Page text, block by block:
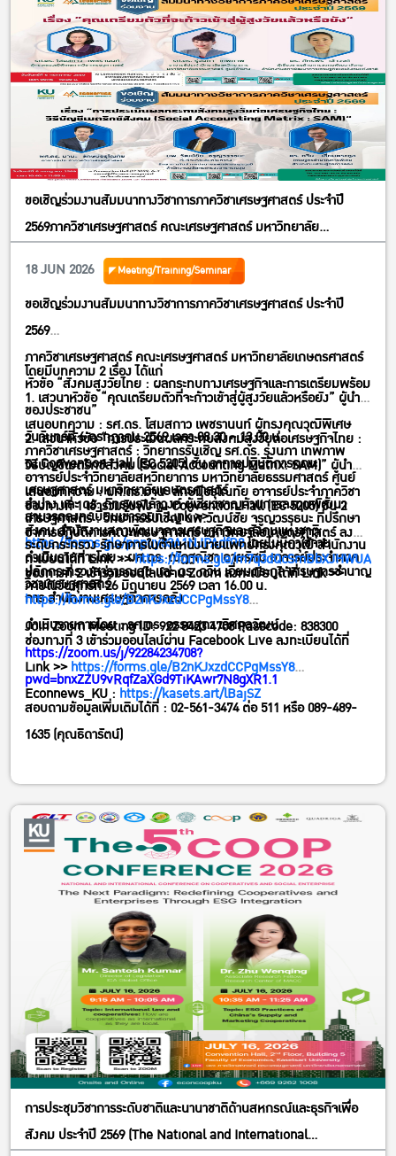
สอบถามข้อมูลเพิ่มเติมได้ที่ : 02-561-3474 ต่อ 511 หรือ 089-489-
1635 (คุณธิดารัตน์
ขอเชิญร่วมงานสัมมนาทางวิชาการภาควิชาเศรษฐศาสตร์ ประจำปี
2569ภาควิชาเศรษฐศาสตร์ คณะเศรษฐศาสตร์ มหาวิทยาลัย
เกษตรศาสตร์หัวข้อ “สังคมสูงวัยไทย : ผลกระทบทางเศรษฐกิจและ
การเตรียมพร้อมของประชาชน”
18 JUN 2026 Meeting/Training/Seminar
ขอเชิญร่วมงานสัมมนาทางวิชาการภาควิชาเศรษฐศาสตร์ ประจำปี
2569
ภาควิชาเศรษฐศาสตร์ คณะเศรษฐศาสตร์ มหาวิทยาลัยเกษตรศาสตร์
หัวข้อ “สังคมสูงวัยไทย : ผลกระทบทางเศรษฐกิจและการเตรียมพร้อม
ของประชาชน”
วันจันทร์ที่ 6 กรกฎาคม 2569 เวลา 08.30 – 13.00 น.
ณ Convention Hall (EC 5205) ชั้น อาคารปฏิบัติการคณะ
เศรษฐศาสตร์ มหาวิทยาลัยเกษตรศาสตร์
สามารถลงทะเบียนเข้าร่วมที่ Link >>
https://forms.gle/pnpuy83A1NJPAdfR8โดยไม่มีค่าใช้จ่าย
โดยมีบทความ 2 เรื่อง ได้แก่
1. เสวนาหัวข้อ “คุณเตรียมตัวที่จะก้าวเข้าสู่ผู้สูงวัยแล้วหรือยัง” ผู้นำ
เสนอบทความ : รศ.ดร. โสมสกาว เพชรานนท์ ผู้ทรงคุณวุฒิพิเศษ
ภาควิชาเศรษฐศาสตร์ : วิทยากรรับเชิญ รศ.ดร. รุ่งนภา เทพภาพ
อาจารย์ประจำวิทยาลัยสหวิทยาการ มหาวิทยาลัยธรรมศาสตร์ ศูนย์
ลำปาง และ ดร. ภัทรพร เล้าวงค์ ผู้เชี่ยวชาญด้านการลงทุนพัฒนา
สังคม สำนักงานสภาพัฒนาการเศรษฐกิจและสังคมแห่งชาติ
ดำเนินรายการโดย : ผศ.ดร. ณัฏฐณิชา ฉายรัศมี อาจารย์ประจำภาค
วิชาเศรษฐศาสตร์
2. เสวนาหัวข้อ “การประเมินผลกระทบสังคมสูงวัยต่อเศรษฐกิจไทย :
วิธีบัญชีเมตริกซ์สังคม (Social Accounting Matrix: SAM)” ผู้นำ
เสนอบทความ : ผศ.ดร.มานะ ลักษมีอรุโณทัย อาจารย์ประจำภาควิชา
เศรษฐศาสตร์ : วิทยากรรับเชิญ นพ.วัฒน์ชัย จรูญวรรธนะ ที่ปรึกษา
ระดับกระทรวง รักษาการในตำแหน่งนายแพทย์ทรงคุณวุฒิ สำนักงาน
ปลัดกระทรวงสาธารณสุข และ ดร. กวิน เอี่ยมตระกูล เศรษฐกรชำนาญ
การ สำนักงานเศรษฐกิจการคลัง
ดำเนินรายการโดย : รศ.ดร. อรรถสุดา เลิศกุลวัฒน์
ช่องทางที่ 1 เข้าร่วมรับฟัง ณ Convention Hall (EC 5205) ชั้น 2
อาคารปฏิบัติการคณะเศรษฐศาสตร์ มหาวิทยาลัยเกษตรศาสตร์ ลง
ทะเบียนได้ที่ Link >>https://forms.gle/m7q3dQcSmBbXJHWUA
ภายในวันศุกร์ที่ 26 มิถุนายน 2569 เวลา 16.00 น.
ช่องทางที่ 2 เข้าร่วมออนไลน์ผ่าน Zoom ลงทะเบียนได้ที่ Link >>
https://forms.gle/B2nKJxzdCCPgMssY8
Join Zoom Meeting ID: 922 8423 4708 Passcode: 838300
https://zoom.us/j/92284234708?
pwd=bnxZZU9vRqfZaXGd9TiKAwr7N8gXR1.1
ช่องทางที่ 3 เข้าร่วมออนไลน์ผ่าน Facebook Live ลงทะเบียนได้ที่
Link >>https://forms.gle/B2nKJxzdCCPgMssY8
Econnews_KU : https://kasets.art/lBajSZ
สอบถามข้อมูลเพิ่มเติมได้ที่ : 02-561-3474 ต่อ 511 หรือ 089-489-
1635 (คุณธิดารัตน์)
การประชุมวิชาการระดับชาติและนานาชาติด้านสหกรณ์และธุรกิจเพื่อ
สังคม ประจำปี 2569 (The National and International